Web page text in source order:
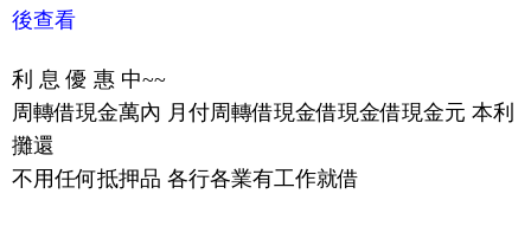
後查看
利 息 優 惠 中~~
周轉借現金萬內 月付周轉借現金借現金借現金元 本利
攤還
不用任何抵押品 各行各業有工作就借